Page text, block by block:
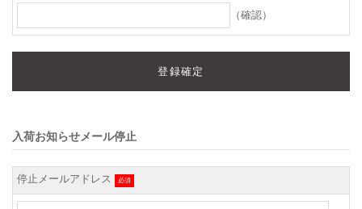
（確認）
入荷お知らせメール停止
停止メールアドレス 必須